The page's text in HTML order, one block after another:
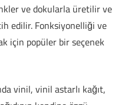
ve dokularla üretilir ve
edilir. Fonksiyonelliği ve
için popüler bir seçenek
vinil, vinil astarlı kağıt,